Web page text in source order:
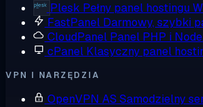
Plesk Pełny panel hostingu
FastPanel Darmowy, szybki
CloudPanel Panel PHP i
cPanel Klasyczny panel
VPN I NARZĘDZIA
OpenVPN AS Samodzielny